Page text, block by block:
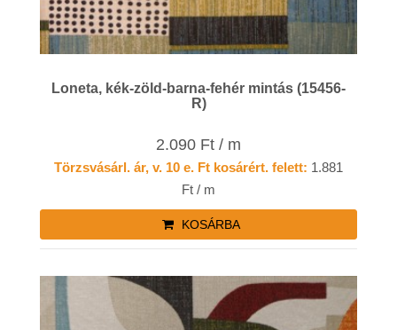
Loneta, kék-zöld-barna-fehér mintás (15456-
R)
2.090 Ft / m
Törzsvásárl. ár, v. 10 e. Ft kosárért. felett: 1.881
Ft / m
KOSÁRBA